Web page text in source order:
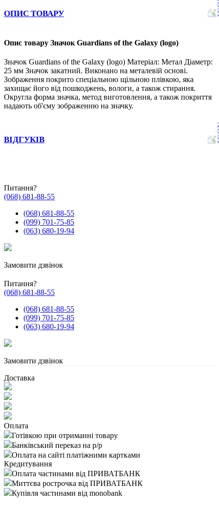
ОПИС ТОВАРУ
Опис товару Значок Guardians of the Galaxy (logo)
Значок Guardians of the Galaxy (logo) Матеріал: Метал Діаметр:
25 мм Значок закатний. Виконано на металевій основі.
Зображення покрито спеціальною щільною плівкою, яка
захищає його від пошкоджень, вологи, а також стирання.
Округла форма значка, метод виготовлення, а також покриття
надають об'єму зображенню на значку.
ВІДГУКІВ
Питання?
(068) 681-88-55
(068) 681-88-55
(099) 701-75-85
(063) 680-19-94
Замовити дзвінок
Питання?
(068) 681-88-55
(068) 681-88-55
(099) 701-75-85
(063) 680-19-94
Замовити дзвінок
Доставка
Оплата
Готівкою при отриманні товару
Банківський переказ на р/р
Оплата на сайті платіжними картками
Кредитування
Оплата частинами від ПРИВАТБАНК
Миттєва рострочка від ПРИВАТБАНК
Купівля частинами від monobank